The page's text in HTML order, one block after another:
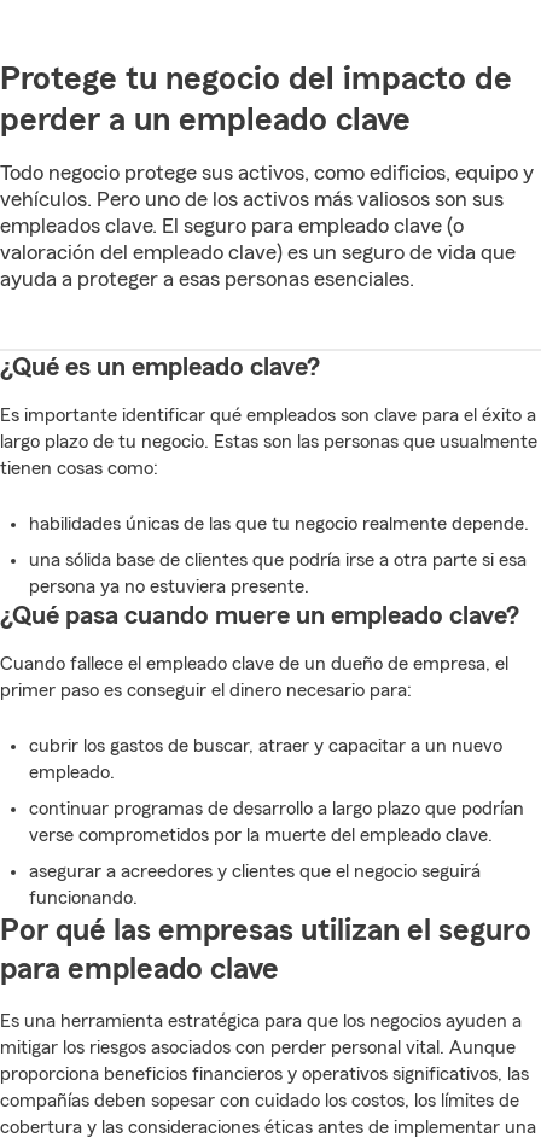
Protege tu negocio del impacto de
perder a un empleado clave
Todo negocio protege sus activos, como edificios, equipo y
vehículos. Pero uno de los activos más valiosos son sus
empleados clave. El seguro para empleado clave (o
valoración del empleado clave) es un seguro de vida que
ayuda a proteger a esas personas esenciales.
¿Qué es un empleado clave?
Es importante identificar qué empleados son clave para el éxito a
largo plazo de tu negocio. Estas son las personas que usualmente
tienen cosas como:
habilidades únicas de las que tu negocio realmente depende.
una sólida base de clientes que podría irse a otra parte si esa
persona ya no estuviera presente.
¿Qué pasa cuando muere un empleado clave?
Cuando fallece el empleado clave de un dueño de empresa, el
primer paso es conseguir el dinero necesario para:
cubrir los gastos de buscar, atraer y capacitar a un nuevo
empleado.
continuar programas de desarrollo a largo plazo que podrían
verse comprometidos por la muerte del empleado clave.
asegurar a acreedores y clientes que el negocio seguirá
funcionando.
Por qué las empresas utilizan el seguro
para empleado clave
Es una herramienta estratégica para que los negocios ayuden a
mitigar los riesgos asociados con perder personal vital. Aunque
proporciona beneficios financieros y operativos significativos, las
compañías deben sopesar con cuidado los costos, los límites de
cobertura y las consideraciones éticas antes de implementar una